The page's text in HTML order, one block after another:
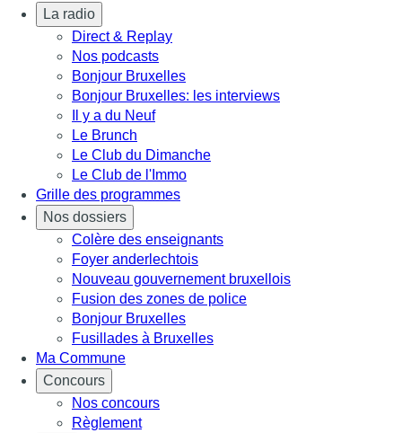
La radio
Direct & Replay
Nos podcasts
Bonjour Bruxelles
Bonjour Bruxelles: les interviews
Il y a du Neuf
Le Brunch
Le Club du Dimanche
Le Club de l'Immo
Grille des programmes
Nos dossiers
Colère des enseignants
Foyer anderlechtois
Nouveau gouvernement bruxellois
Fusion des zones de police
Bonjour Bruxelles
Fusillades à Bruxelles
Ma Commune
Concours
Nos concours
Règlement